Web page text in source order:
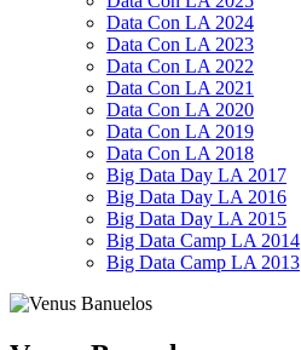
Data Con LA 2024
Data Con LA 2023
Data Con LA 2022
Data Con LA 2021
Data Con LA 2020
Data Con LA 2019
Data Con LA 2018
Big Data Day LA 2017
Big Data Day LA 2016
Big Data Day LA 2015
Big Data Camp LA 2014
Big Data Camp LA 2013